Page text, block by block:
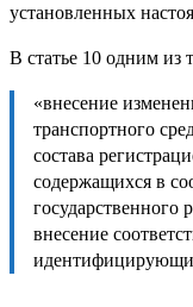
установленных
В статье 10 одним из
«внесение
транспортного
состава
содержащихся в
государственного
внесение